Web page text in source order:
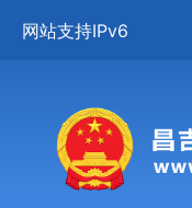
网站支持IPv6